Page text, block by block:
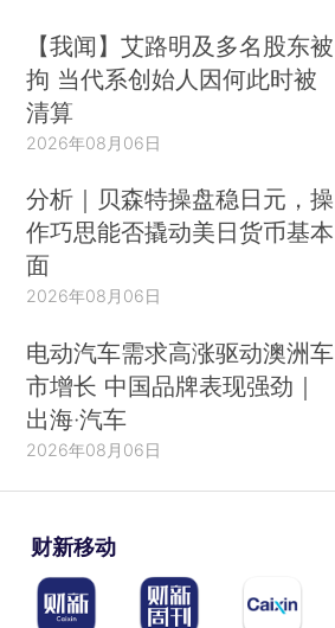
【我闻】艾路明及多名股东被
拘 当代系创始人因何此时被
清算
2026年08月06日
分析｜贝森特操盘稳日元，操
作巧思能否撬动美日货币基本
面
2026年08月06日
电动汽车需求高涨驱动澳洲车
市增长 中国品牌表现强劲｜
出海·汽车
2026年08月06日
财新移动